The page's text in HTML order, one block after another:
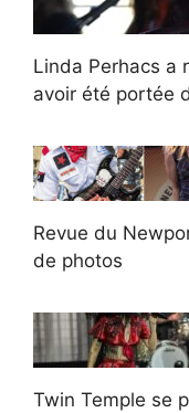
Linda Perhacs a
avoir été portée
Revue du
de photos
Twin Temple se